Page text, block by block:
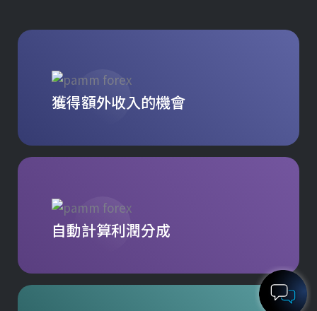
獲得額外收入的機會
自動計算利潤分成